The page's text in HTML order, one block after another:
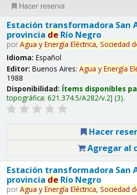
Hacer reserva
Estación transformadora San
provincia deRío Negro
por Agua y Energía Eléctrica, Sociedad
Idioma: Español
Editor: Buenos Aires: Agua y Energía
1988
Disponibilidad: Ítems disponibles
topográfica: 621.374.5/A282/v.2 (3).
Hacer
Agregar al
Estación transformadora San
provincia deRío Negro
por Agua y Energía Eléctrica, Sociedad